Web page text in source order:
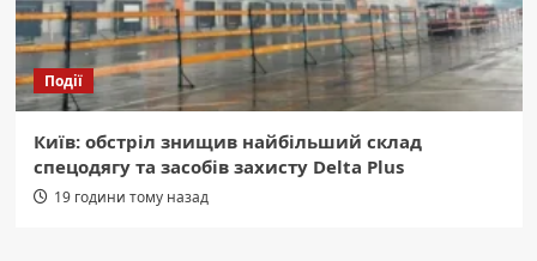
Події
Київ: обстріл знищив найбільший склад
спецодягу та засобів захисту Delta Plus
19 години тому назад